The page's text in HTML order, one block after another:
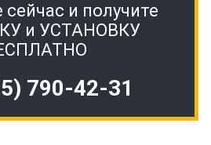
сейчас и получите
и УСТАНОВКУ
790-42-31